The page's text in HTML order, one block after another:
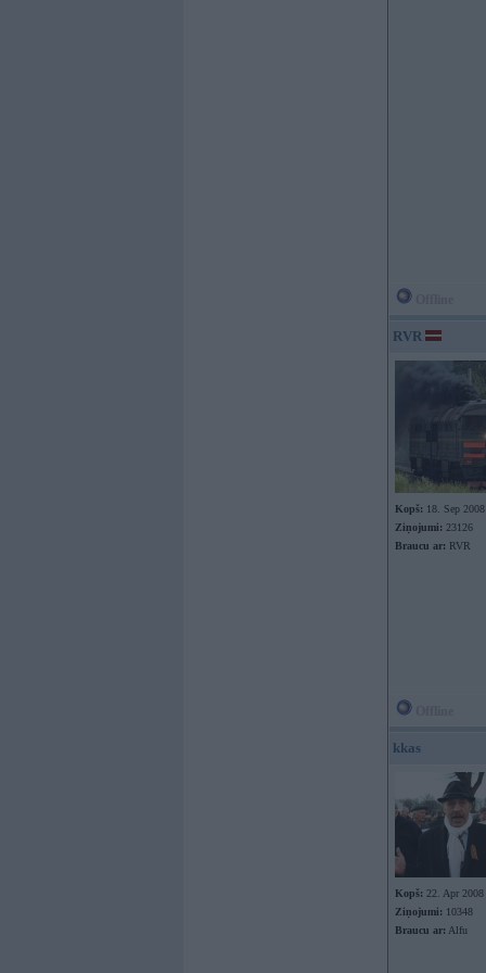
RVR
Kopš: 18. Sep 2008
Ziņojumi: 23126
Braucu ar: RVR
kkas
Kopš: 22. Apr 2008
Ziņojumi: 10348
Braucu ar: Alfu